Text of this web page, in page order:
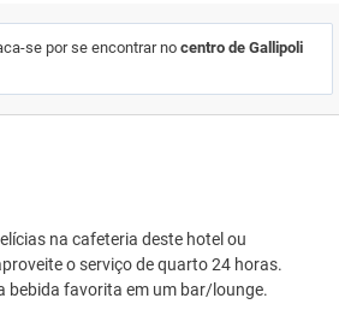
se por se encontrar no centro de Gallipoli
na cafeteria deste hotel ou
o serviço de quarto 24 horas.
bebida favorita em um bar/lounge.